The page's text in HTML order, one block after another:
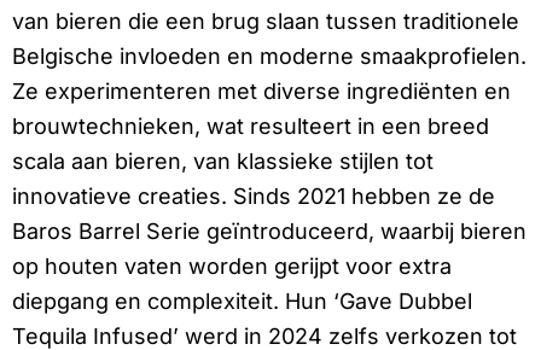
van bieren die een brug slaan tussen traditionele
Belgische invloeden en moderne smaakprofielen.
Ze experimenteren met diverse ingrediënten en
brouwtechnieken, wat resulteert in een breed
scala aan bieren, van klassieke stijlen tot
innovatieve creaties. Sinds 2021 hebben ze de
Baros Barrel Serie geïntroduceerd, waarbij bieren
op houten vaten worden gerijpt voor extra
diepgang en complexiteit. Hun ‘Gave Dubbel
Tequila Infused’ werd in 2024 zelfs verkozen tot